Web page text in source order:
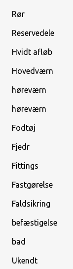
Rør
Reservedele
Hvidt afløb
Hovedværn
høreværn
høreværn
Fodtøj
Fjedr
Fittings
Fastgørelse
Faldsikring
befæstigelse
bad
Ukendt